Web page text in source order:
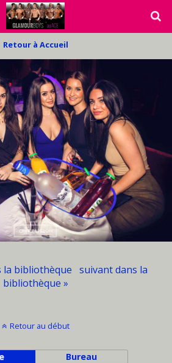
Retour à Accueil
la bibliothèque suivant dans la
bibliothèque »
Retour au début
Bureau